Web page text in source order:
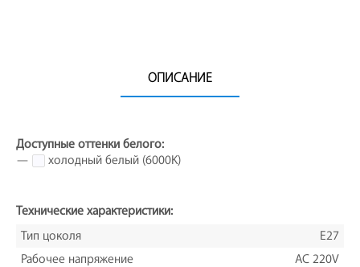
ОПИСАНИЕ
Доступные оттенки белого:
—
холодный белый (6000K)
Технические характеристики:
Тип цоколя
Е27
Рабочее напряжение
AC 220V